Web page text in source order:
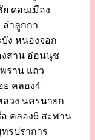
ดอนเมือง
ลำลูกกา
ง หนองจอก
งสาน อ่อนนุช
ราน แถว
คลอง4
ลวง นครนายก
คลอง6 สะพาน
รปราการ